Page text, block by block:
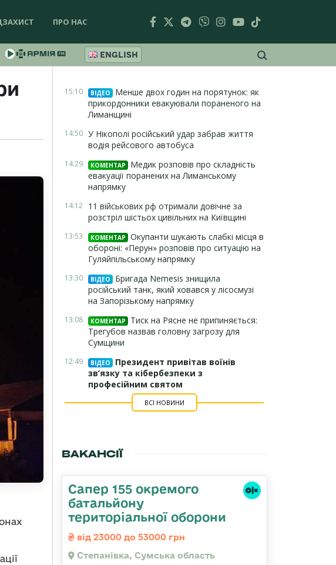
ПРО НАС
ENGLISH
15:10 ВІДЕО
Менше двох годин на порятунок: як
прикордонники евакуювали пораненого на
Лиманщині
14:50 У Нікополі російський удар забрав життя
водія рейсового автобуса
14:29 КОМЕНТАР
Медик розповів про складність
евакуації поранених на Лиманському
напрямку
14:12 11 військових рф отримали довічне за
розстріл шістьох цивільних на Київщині
13:53 КОМЕНТАР
Окупанти шукають слабкі місця в
обороні: «Перун» розповів про ситуацію на
Гуляйпільському напрямку
13:30 ВІДЕО
Бригада Nemesis знищила
російський танк, який ховався у лісосмузі
на Запорізькому напрямку
13:08 КОМЕНТАР
Тиск на Рясне не припиняється:
Трегубов назвав головну загрозу для
Сумщини
12:49 ВІДЕО
Президент привітав воїнів
зв’язку та кібербезпеки з
професійним святом
ВСІ НОВИНИ
ВАКАНСІЇ
Сапер 155 окремого
батальйону
територіальної оборони
від 23000 до 53000 грн
Степанівка, Сумська область